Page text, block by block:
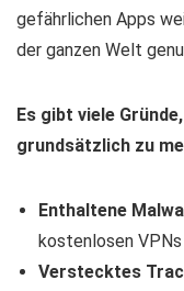
gefährlichen Apps
der ganzen Welt
Es gibt viele
grundsätzlich zu
Enthaltene
kostenlosen
Verstecktes